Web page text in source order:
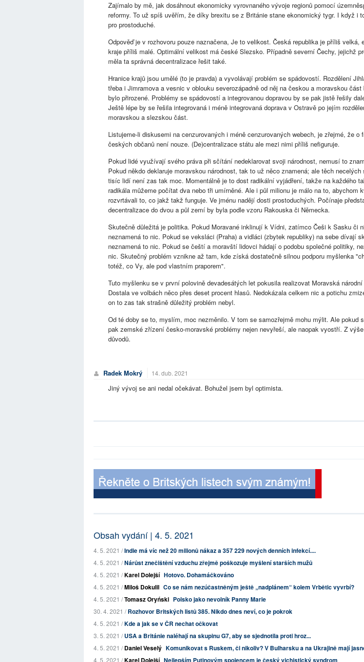
Zajímalo by mě, jak dosáhnout ekonomicky vyrovnaného vývoje regionů pomocí
reformy. To už spíš uvěřím, že díky brexitu se z Británie stane ekonomický tygr. I když i
pro prostoduché.
Odpověď je v rozhovoru pouze naznačena, Je to velikost. Česká republika je příliš velká,
kraje příliš malé. Optimální velikost má české Slezsko. Případně severní Čechy, jejichž
měla ta správná decentralizace řešit také.
Hranice krajů jsou umělé (to je pravda) a vyvolávají problém se spádovostí. Rozdělení
třeba i Jimramova a vesnic v oblouku severozápadně od něj na českou a moravskou část
bylo přirozené. Problémy se spádovostí a integrovanou dopravou by se pak jistě řešily
Ještě lépe by se řešila integrovaná i méně integrovaná doprava v Ostravě po jejím
moravskou a slezskou část.
Listujeme-li diskusemi na cenzurovaných i méně cenzurovaných webech, je zřejmé, že o
českých občanů není nouze. (De)centralizace státu ale mezi nimi příliš nefiguruje.
Pokud lidé využívají svého práva při sčítání nedeklarovat svoji národnost, nemusí to
Pokud někdo deklaruje moravskou národnost, tak to už něco znamená; ale těch necelých
tisíc lidí není zas tak moc. Momentálně je to dost radikální vyjádření, takže na každého
radikála můžeme počítat dva nebo tři umírněné. Ale i půl milionu je málo na to, abychom
rozvrtávali to, co jakž takž funguje. Ve jménu nadějí dosti prostoduchých. Počínaje
decentralizace do dvou a půl zemí by byla podle vzoru Rakouska či Německa.
Skutečně důležitá je politika. Pokud Moravané inklinují k Vídni, zatímco Češi k Sasku či
neznamená to nic. Pokud se veksláci (Praha) a vidláci (zbytek republiky) na sebe dívají
neznamená to nic. Pokud se čeští a moravští lidovci hádají o podobu společné politiky,
nic. Skutečný problém vznikne až tam, kde získá dostatečně silnou podporu myšlenka
totéž, co Vy, ale pod vlastním praporem".
Tuto myšlenku se v první polovině devadesátých let pokusila realizovat Moravská národní
Dostala ve volbách něco přes deset procent hlasů. Nedokázala celkem nic a potichu
on to zas tak strašně důležitý problém nebyl.
Od té doby se to, myslím, moc nezměnilo. V tom se samozřejmě mohu mýlit. Ale pokud
pak zemské zřízení česko-moravské problémy nejen nevyřeší, ale naopak vyostří. Z
důvodů.
Radek Mokrý 14. dub. 2021
Jiný vývoj se ani nedal očekávat. Bohužel jsem byl optimista.
Obsah vydání | 4. 5. 2021
4. 5. 2021 /Indie má víc než 20 milionů nákaz a 357 229 nových denních infekcí....
4. 5. 2021 /Nárůst znečištění vzduchu zřejmě poškozuje myšlení starších mužů
4. 5. 2021 /Karel Dolejší Hotovo. Dohamáčkováno
4. 5. 2021 /Miloš Dokulil Co se nám nezúčastněným ještě „nadplánem“ kolem Vrbětic vyvrbí?
4. 5. 2021 /Tomasz Oryński Polsko jako nevolník Panny Marie
30. 4. 2021 /Rozhovor Britských listů 385. Nikdo dnes neví, co je pokrok
4. 5. 2021 /Kde a jak se v ČR nechat očkovat
3. 5. 2021 /USA a Británie naléhají na skupinu G7, aby se sjednotila proti hroz...
4. 5. 2021 /Daniel Veselý Komunikovat s Ruskem, či nikoliv? V Bulharsku a na Ukrajině mají
4. 5. 2021 /Karel Dolejší Nejlepším Putinovým spojencem je český vichistický syndrom